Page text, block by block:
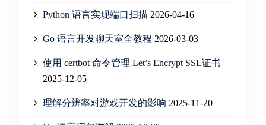
Python 语言实现端口扫描 2026-04-16
Go 语言开发聊天室全教程 2026-03-03
使用 certbot 命令管理 Let’s Encrypt SSL证书
2025-12-05
理解分辨率对游戏开发的影响 2025-11-20